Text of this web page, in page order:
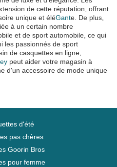
de cette réputation, offrant
unique et éléGante. De plus,
à un certain nombre
et de sport automobile, ce qui
les passionnés de sport
de casquettes en ligne,
peut aider votre magasin à
d'un accessoire de mode unique
d'été
pas chères
Goorin Bros
pour femme